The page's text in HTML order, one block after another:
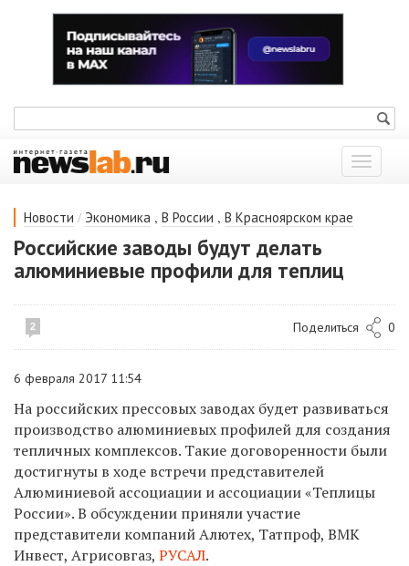
Показать
меню
Новости / Экономика , В России , В Красноярском крае
Российские заводы будут делать
алюминиевые профили для теплиц
2 Поделиться 0
6 февраля 2017 11:54
На российских прессовых заводах будет развиваться
производство алюминиевых профилей для создания
тепличных комплексов. Такие договоренности были
достигнуты в ходе встречи представителей
Алюминиевой ассоциации и ассоциации «Теплицы
России». В обсуждении приняли участие
представители компаний Алютех, Татпроф, ВМК
Инвест, Агрисовгаз, РУСАЛ.